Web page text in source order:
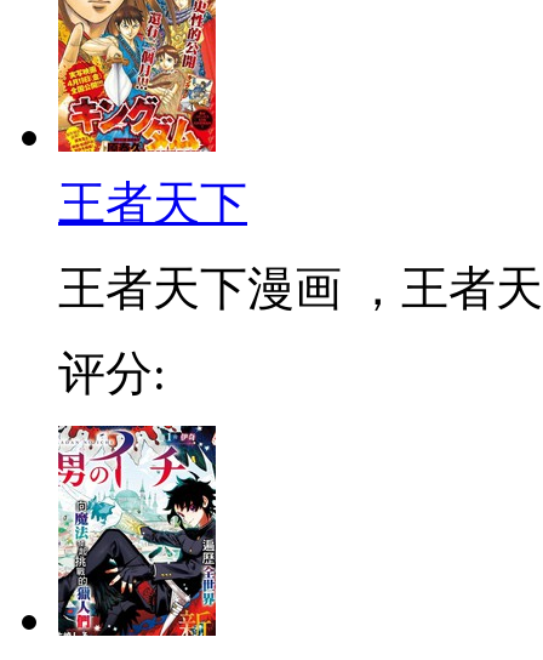
王者天下
王者天下漫画 ，王者
评分: